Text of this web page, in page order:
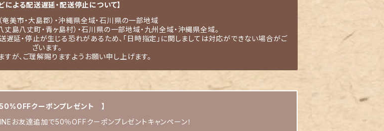
による配送遅延・配送停止について】
美市・大島郡）・沖縄県全域・石川県の一部地域
島八丈町・青ヶ島村）・石川県の一部地域・九州全域・沖縄県全域。
延・停止が生じる恐れがあるため、「日時指定」に関しましては対応ができない場合がご
ざいます。
が、ご理解賜りますようお願い申し上げます。
クーポンプレゼント 】
お友達追加で50％OFFクーポンプレゼントキャンペーン！